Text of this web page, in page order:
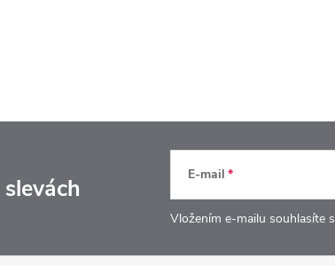
slevách E-mail
Vložením e-mailu souhlasíte s